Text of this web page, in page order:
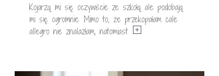
Kojarzą mi się oczywiście ze szkołą ale podobają
mi się ogromnie. Mimo to, że przekopałam cale
allegro nie znalazłam, natomiast